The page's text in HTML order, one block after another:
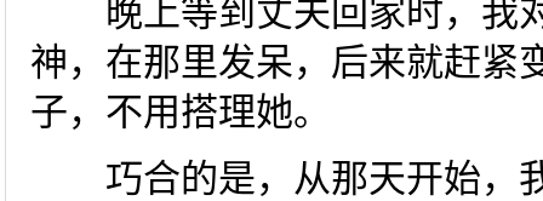
晚上等到丈夫回家时，我
神，在那里发呆，后来就赶紧
子，不用搭理她。
巧合的是，从那天开始，